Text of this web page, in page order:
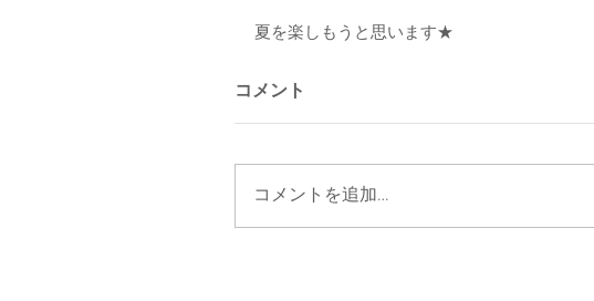
夏を楽しもうと思います★
コメント
コメントを追加…